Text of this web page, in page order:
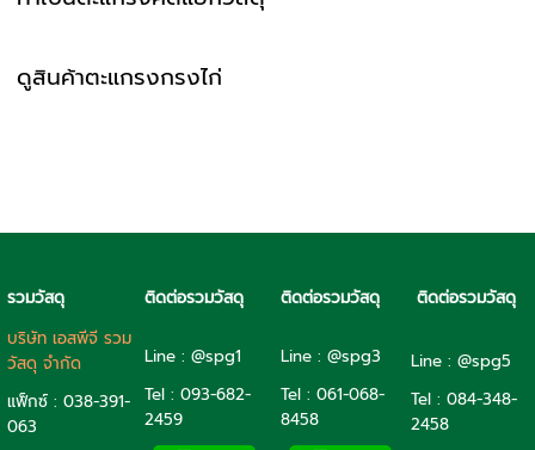
ดูสินค้าตะแกรงกรงไก่
รวมวัสดุ ติดต่อรวมวัสดุ ติดต่อรวมวัสดุ
ติดต่อรวมวัสดุ
บริษัท เอสพีจี รวม
วัสดุ จำกัด
แฟ็กซ์ : 038-391-
063
Line : @spg1
Tel : 093-682-
2459
Line : @spg3
Tel : 061-068-
8458
Line : @spg5
Tel : 084-348-
2458